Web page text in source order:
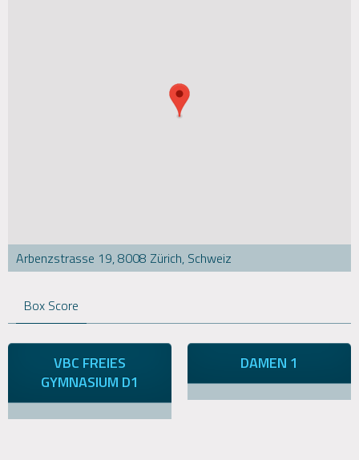
Arbenzstrasse 19, 8008 Zürich, Schweiz
Box Score
VBC FREIES
GYMNASIUM D1
DAMEN 1